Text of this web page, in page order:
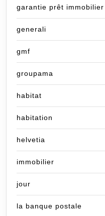
garantie prêt immobilier
generali
gmf
groupama
habitat
habitation
helvetia
immobilier
jour
la banque postale